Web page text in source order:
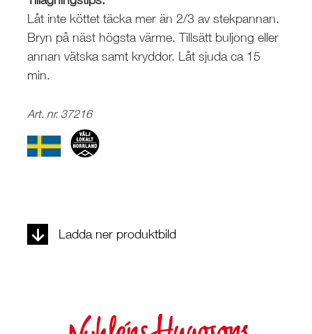
Låt inte köttet täcka mer än 2/3 av stekpannan.
Bryn på näst högsta värme. Tillsätt buljong eller
annan vätska samt kryddor. Låt sjuda ca 15
min.
Art. nr. 37216
Ladda ner produktbild